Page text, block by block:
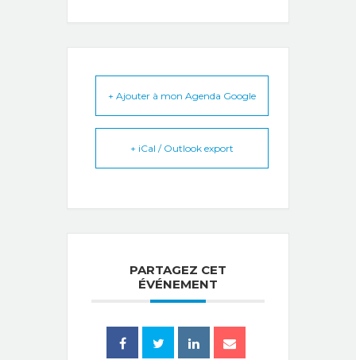
+ Ajouter à mon Agenda Google
+ iCal / Outlook export
PARTAGEZ CET
ÉVÉNEMENT